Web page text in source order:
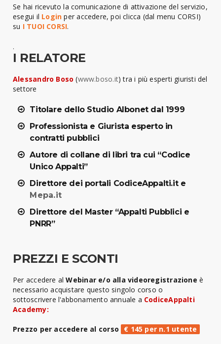
Se hai ricevuto la comunicazione di attivazione del servizio,
esegui il Login per accedere, poi clicca (dal menu CORSI)
su I TUOI CORSI.
.
I RELATORE
Alessandro Boso (www.boso.it) tra i più esperti giuristi del
settore
Titolare dello Studio Albonet dal 1999
Professionista e Giurista esperto in
contratti pubblici
Autore di collane di libri tra cui “Codice
Unico Appalti”
Direttore dei portali CodiceAppalti.it e
Mepa.it
Direttore del Master “Appalti Pubblici e
PNRR”
PREZZI E SCONTI
Per accedere alWebinar e/o alla videoregistrazioneè
necessario acquistare questo singolo corso o
sottoscrivere l'abbonamento annuale a CodiceAppalti
Academy:
Prezzo per accedere al corso € 145 per n.1 utente